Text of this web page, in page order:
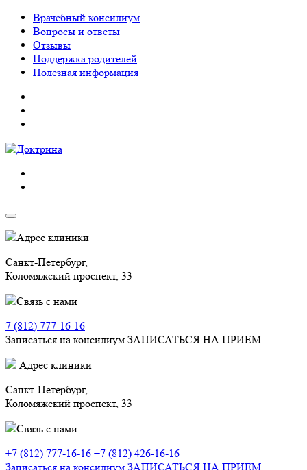
Врачебный консилиум
Вопросы и ответы
Отзывы
Поддержка родителей
Полезная информация
Адрес клиники
Санкт-Петербург,
Коломяжский проспект, 33
Связь с нами
7 (812) 777-16-16
Записаться на консилиум ЗАПИСАТЬСЯ НА ПРИЕМ
Адрес клиники
Санкт-Петербург,
Коломяжский проспект, 33
Связь с нами
+7 (812) 777-16-16 +7 (812) 426-16-16
Записаться на консилиум ЗАПИСАТЬСЯ НА ПРИЕМ